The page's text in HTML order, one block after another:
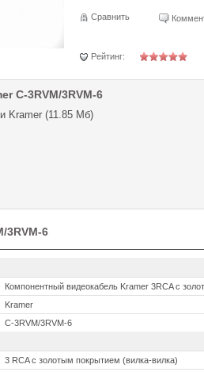
Сравнить
Рейтинг:
C-3RVM/3RVM-6
Kramer (11.85 Мб)
3RVM-6
Компонентный видеокабель Kramer 3RCA с
Kramer
C-3RVM/3RVM-6
3 RCA с золотым покрытием (вилка-вилка)